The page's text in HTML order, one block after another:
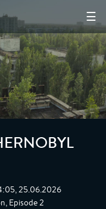
☰
25.06.2026
Episode 2